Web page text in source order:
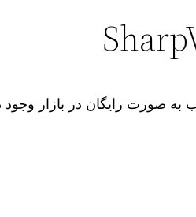
صورت رایگان در بازار وجود